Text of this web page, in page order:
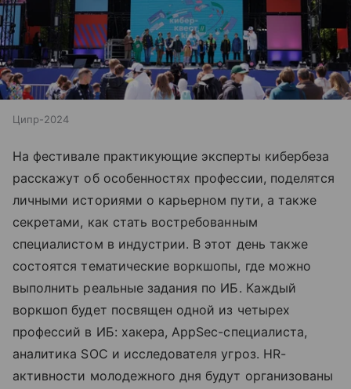
Ципр-2024
На фестивале практикующие эксперты кибербеза
расскажут об особенностях профессии, поделятся
личными историями о карьерном пути, а также
секретами, как стать востребованным
специалистом в индустрии. В этот день также
состоятся тематические воркшопы, где можно
выполнить реальные задания по ИБ. Каждый
воркшоп будет посвящен одной из четырех
профессий в ИБ: хакера, AppSec-специалиста,
аналитика SOC и исследователя угроз. HR-
активности молодежного дня будут организованы